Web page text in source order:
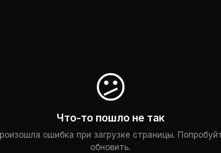
😕
Что-то пошло не так
ошибка при загрузке страницы.
обновить.